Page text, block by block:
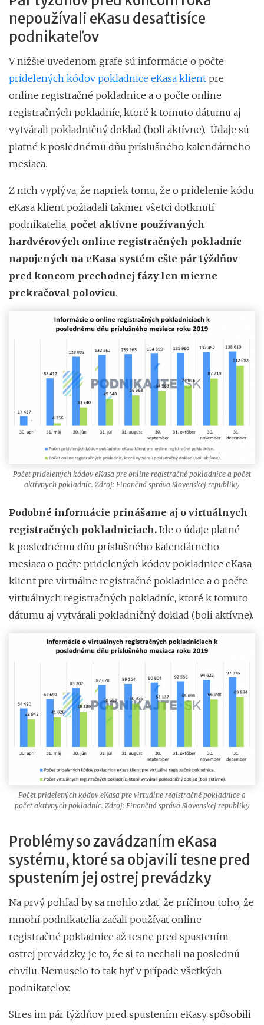
nepoužívali eKasu desaťtisíce
podnikateľov
V nižšie uvedenom grafe sú informácie o počte
pridelených kódov pokladnice eKasa klient pre
online registračné pokladnice a o počte online
registračných pokladníc, ktoré k tomuto dátumu aj
vytvárali pokladničný doklad (boli aktívne). Údaje sú
platné k poslednému dňu príslušného kalendárneho
mesiaca.
Z nich vyplýva, že napriek tomu, že o pridelenie kódu
eKasa klient požiadali takmer všetci dotknutí
podnikatelia, počet aktívne používaných
hardvérových online registračných pokladníc
napojených na eKasa systém ešte pár týždňov
pred koncom prechodnej fázy len mierne
prekračoval polovicu.
Počet pridelených kódov eKasa pre online registračné pokladnice a počet
aktívnych pokladníc. Zdroj: Finančná správa Slovenskej republiky
Podobné informácie prinášame aj o virtuálnych
registračných pokladniciach. Ide o údaje platné
k poslednému dňu príslušného kalendárneho
mesiaca o počte pridelených kódov pokladnice eKasa
klient pre virtuálne registračné pokladnice a o počte
virtuálnych registračných pokladníc, ktoré k tomuto
dátumu aj vytvárali pokladničný doklad (boli aktívne).
Počet pridelených kódov eKasa pre virtuálne registračné pokladnice a
počet aktívnych pokladníc. Zdroj: Finančná správa Slovenskej republiky
Problémy so zavádzaním eKasa
systému, ktoré sa objavili tesne pred
spustením jej ostrej prevádzky
Na prvý pohľad by sa mohlo zdať, že príčinou toho, že
mnohí podnikatelia začali používať online
registračné pokladnice až tesne pred spustením
ostrej prevádzky, je to, že si to nechali na poslednú
chvíľu. Nemuselo to tak byť v prípade všetkých
podnikateľov.
Stres im pár týždňov pred spustením eKasy spôsobili